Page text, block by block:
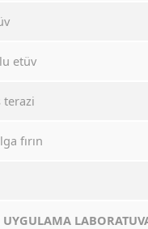
etüv
terazi
fırın